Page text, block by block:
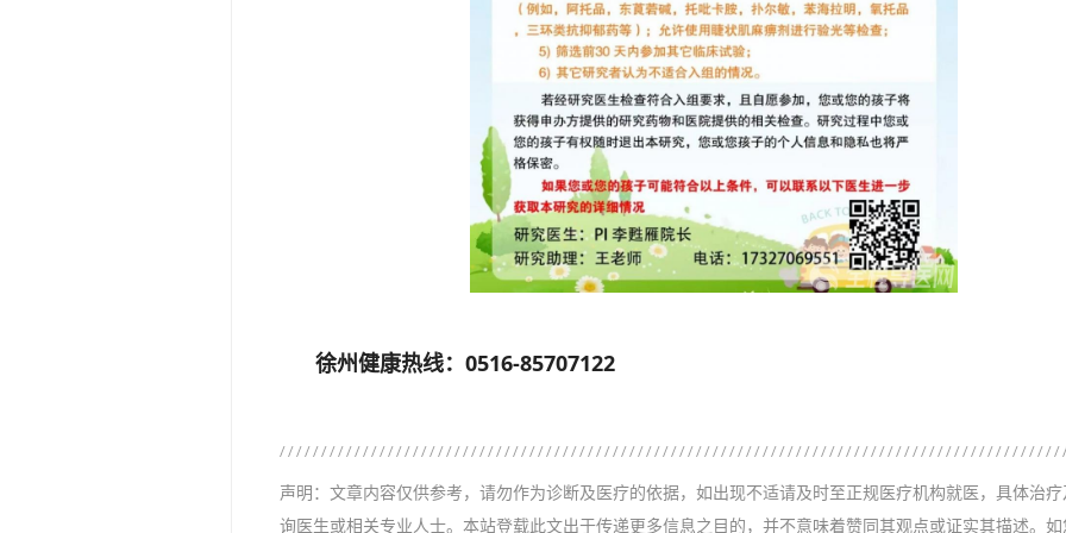
徐州健康热线：0516-85707122
声明：文章内容仅供参考，请勿作为诊断及医疗的依据，如出现不适请及时至正规医疗机构就医，具体治
询医生或相关专业人士。本站登载此文出于传递更多信息之目的，并不意味着赞同其观点或证实其描述。